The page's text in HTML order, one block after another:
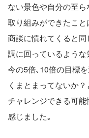
ない景色や自分の至
取り組みができたこと
商談に慣れてくると
調に回っているよう
今の5倍､10倍の目標
くまとまってないか
チャレンジできる可
感じました｡